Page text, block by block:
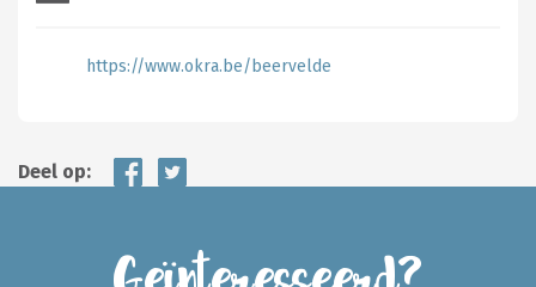
https://www.okra.be/beervelde
Deel op: